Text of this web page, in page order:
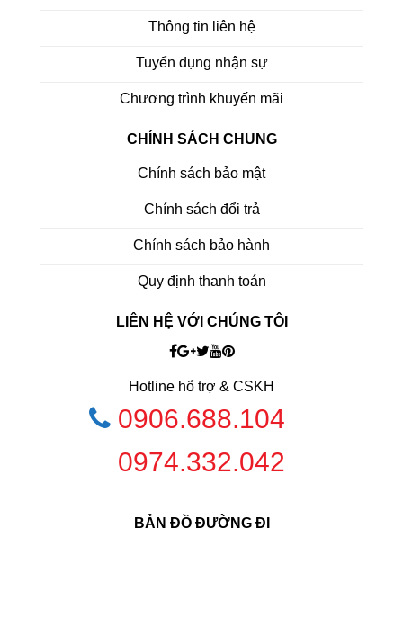
Thông tin liên hệ
Tuyển dụng nhận sự
Chương trình khuyến mãi
CHÍNH SÁCH CHUNG
Chính sách bảo mật
Chính sách đổi trả
Chính sách bảo hành
Quy định thanh toán
LIÊN HỆ VỚI CHÚNG TÔI
Hotline hổ trợ & CSKH
0906.688.104
0974.332.042
BẢN ĐỒ ĐƯỜNG ĐI